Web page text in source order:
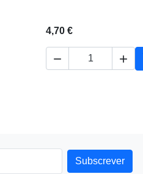
ao carrinho
4,70 €
 